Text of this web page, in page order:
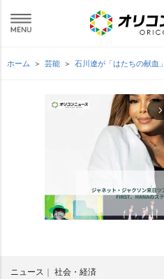
ホーム 芸能 石川遼が「はたちの献血
arrow_forward_ios
ニュース 社会・経済